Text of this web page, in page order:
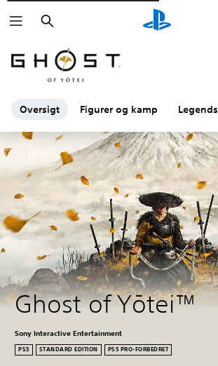
Søg
Oversigt Figurer og kamp Legends
Ghost of Yōtei™
Sony Interactive Entertainment
PS5 STANDARD EDITION PS5 PRO-FORBEDRET